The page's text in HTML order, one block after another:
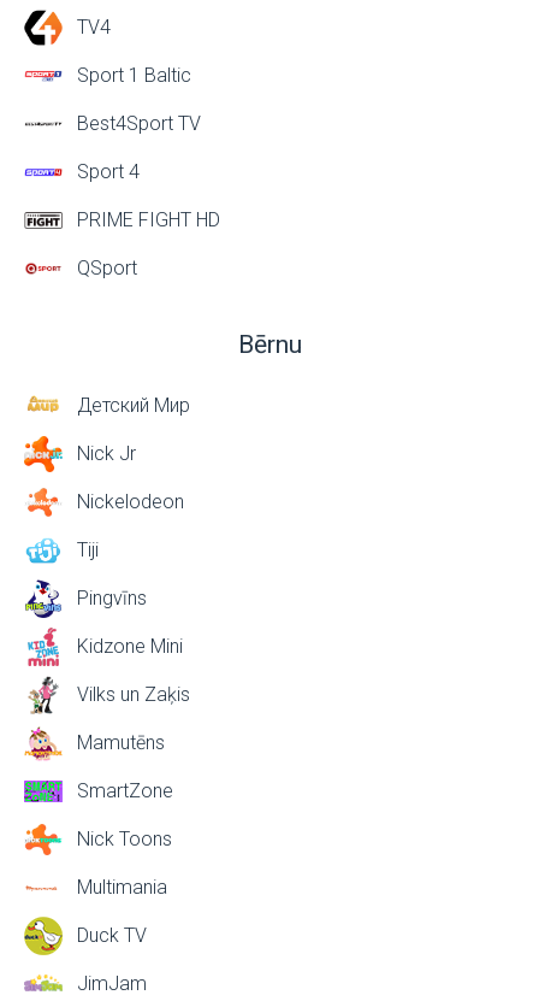
TV4
Sport 1 Baltic
Best4Sport TV
Sport 4
PRIME FIGHT HD
QSport
Bērnu
Детский Мир
Nick Jr
Nickelodeon
Tiji
Pingvīns
Kidzone Mini
Vilks un Zaķis
Mamutēns
SmartZone
Nick Toons
Multimania
Duck TV
JimJam